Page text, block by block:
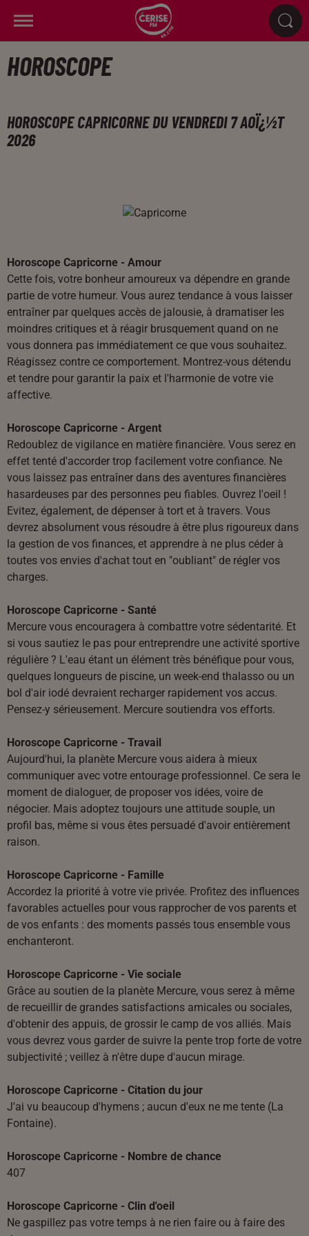
HOROSCOPE
HOROSCOPE CAPRICORNE DU VENDREDI 7 AOÏ¿½T
2026
Horoscope Capricorne - Amour
Cette fois, votre bonheur amoureux va dépendre en grande
partie de votre humeur. Vous aurez tendance à vous laisser
entraîner par quelques accès de jalousie, à dramatiser les
moindres critiques et à réagir brusquement quand on ne
vous donnera pas immédiatement ce que vous souhaitez.
Réagissez contre ce comportement. Montrez-vous détendu
et tendre pour garantir la paix et l'harmonie de votre vie
affective.
Horoscope Capricorne - Argent
Redoublez de vigilance en matière financière. Vous serez en
effet tenté d'accorder trop facilement votre confiance. Ne
vous laissez pas entraîner dans des aventures financières
hasardeuses par des personnes peu fiables. Ouvrez l'oeil !
Evitez, également, de dépenser à tort et à travers. Vous
devrez absolument vous résoudre à être plus rigoureux dans
la gestion de vos finances, et apprendre à ne plus céder à
toutes vos envies d'achat tout en "oubliant" de régler vos
charges.
Horoscope Capricorne - Santé
Mercure vous encouragera à combattre votre sédentarité. Et
si vous sautiez le pas pour entreprendre une activité sportive
régulière ? L'eau étant un élément très bénéfique pour vous,
quelques longueurs de piscine, un week-end thalasso ou un
bol d'air iodé devraient recharger rapidement vos accus.
Pensez-y sérieusement. Mercure soutiendra vos efforts.
Horoscope Capricorne - Travail
Aujourd'hui, la planète Mercure vous aidera à mieux
communiquer avec votre entourage professionnel. Ce sera le
moment de dialoguer, de proposer vos idées, voire de
négocier. Mais adoptez toujours une attitude souple, un
profil bas, même si vous êtes persuadé d'avoir entièrement
raison.
Horoscope Capricorne - Famille
Accordez la priorité à votre vie privée. Profitez des influences
favorables actuelles pour vous rapprocher de vos parents et
de vos enfants : des moments passés tous ensemble vous
enchanteront.
Horoscope Capricorne - Vie sociale
Grâce au soutien de la planète Mercure, vous serez à même
de recueillir de grandes satisfactions amicales ou sociales,
d'obtenir des appuis, de grossir le camp de vos alliés. Mais
vous devrez vous garder de suivre la pente trop forte de votre
subjectivité ; veillez à n'être dupe d'aucun mirage.
Horoscope Capricorne - Citation du jour
J'ai vu beaucoup d'hymens ; aucun d'eux ne me tente (La
Fontaine).
Horoscope Capricorne - Nombre de chance
407
Horoscope Capricorne - Clin d'oeil
Ne gaspillez pas votre temps à ne rien faire ou à faire des